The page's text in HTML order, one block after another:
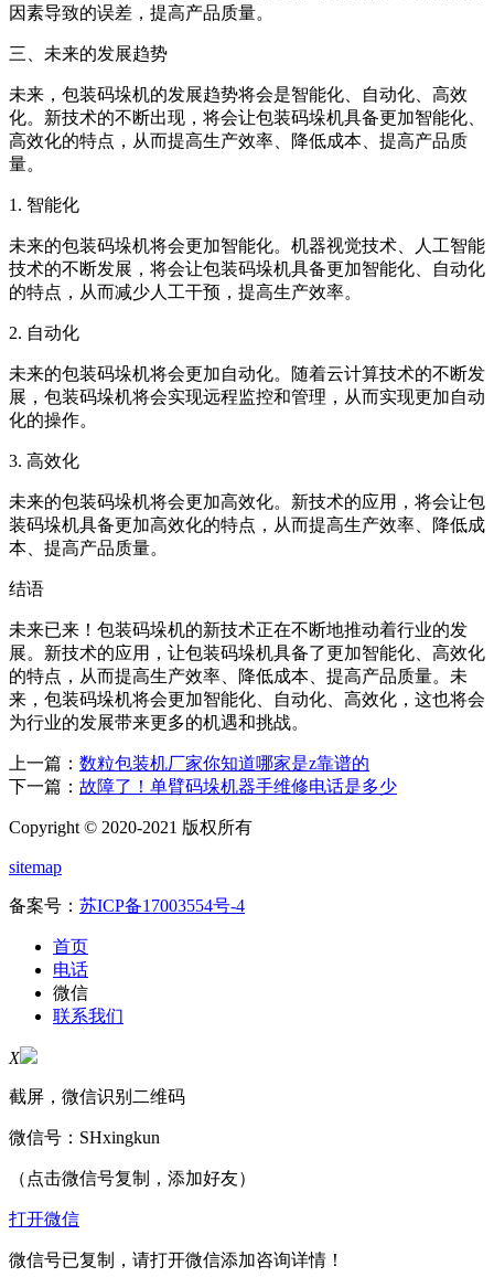
因素导致的误差，提高产品质量。
三、未来的发展趋势
未来，包装码垛机的发展趋势将会是智能化、自动化、高效
化。新技术的不断出现，将会让包装码垛机具备更加智能化、
高效化的特点，从而提高生产效率、降低成本、提高产品质
量。
1. 智能化
未来的包装码垛机将会更加智能化。机器视觉技术、人工智能
技术的不断发展，将会让包装码垛机具备更加智能化、自动化
的特点，从而减少人工干预，提高生产效率。
2. 自动化
未来的包装码垛机将会更加自动化。随着云计算技术的不断发
展，包装码垛机将会实现远程监控和管理，从而实现更加自动
化的操作。
3. 高效化
未来的包装码垛机将会更加高效化。新技术的应用，将会让包
装码垛机具备更加高效化的特点，从而提高生产效率、降低成
本、提高产品质量。
结语
未来已来！包装码垛机的新技术正在不断地推动着行业的发
展。新技术的应用，让包装码垛机具备了更加智能化、高效化
的特点，从而提高生产效率、降低成本、提高产品质量。未
来，包装码垛机将会更加智能化、自动化、高效化，这也将会
为行业的发展带来更多的机遇和挑战。
上一篇： 数粒包装机厂家你知道哪家是z靠谱的
下一篇： 故障了！单臂码垛机器手维修电话是多少
Copyright © 2020-2021 版权所有
sitemap
备案号： 苏ICP备17003554号-4
首页
电话
微信
联系我们
X
截屏，微信识别二维码
微信号： SHxingkun
（点击微信号复制，添加好友）
打开微信
微信号已复制，请打开微信添加咨询详情！